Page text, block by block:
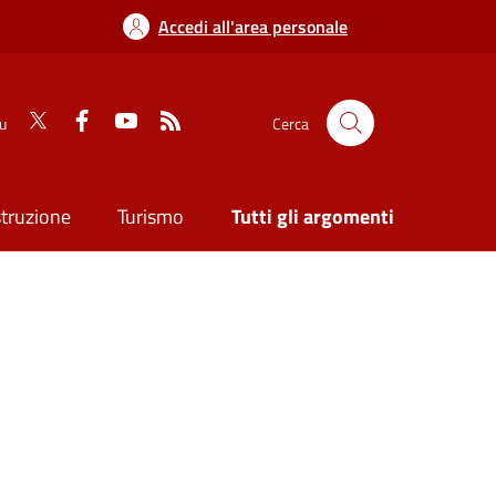
Accedi all'area personale
Cerca
Turismo Tutti gli argomenti